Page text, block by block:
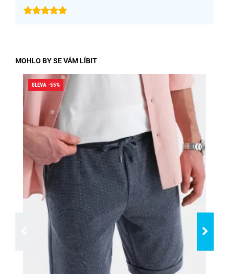
MOHLO BY SE VÁM LÍBIT
SLEVA -55%